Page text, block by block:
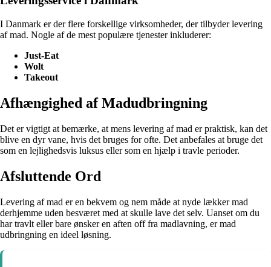
I Danmark er der flere forskellige virksomheder, der tilbyder levering
af mad. Nogle af de mest populære tjenester inkluderer:
Just-Eat
Wolt
Takeout
Afhængighed af Madudbringning
Det er vigtigt at bemærke, at mens levering af mad er praktisk, kan det
blive en dyr vane, hvis det bruges for ofte. Det anbefales at bruge det
som en lejlighedsvis luksus eller som en hjælp i travle perioder.
Afsluttende Ord
Levering af mad er en bekvem og nem måde at nyde lækker mad
derhjemme uden besværet med at skulle lave det selv. Uanset om du
har travlt eller bare ønsker en aften off fra madlavning, er mad
udbringning en ideel løsning.